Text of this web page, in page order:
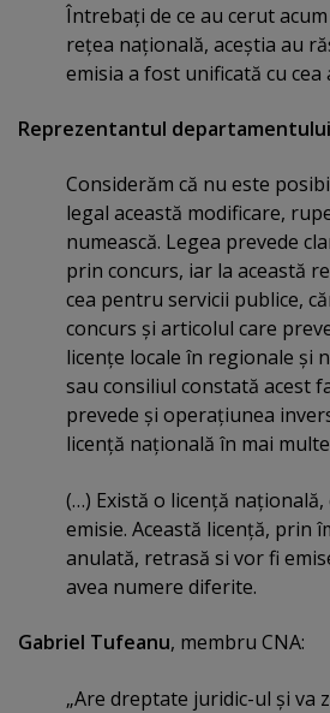
Întrebaţi de ce au cerut
reţea naţională, aceştia au
emisia a fost unificată cu
Reprezentantul departamentului
Considerăm că nu este
legal această modificare,
numească. Legea prevede
prin concurs, iar la această
cea pentru servicii publice,
concurs şi articolul care
licenţe locale în regionale şi
sau consiliul constată acest
prevede şi operaţiunea
licenţă naţională în mai
(…) Există o licenţă naţională,
emisie. Această licenţă, prin
anulată, retrasă si vor fi
avea numere diferite.
Gabriel Tufeanu, membru CNA:
„Are dreptate juridic-ul şi va